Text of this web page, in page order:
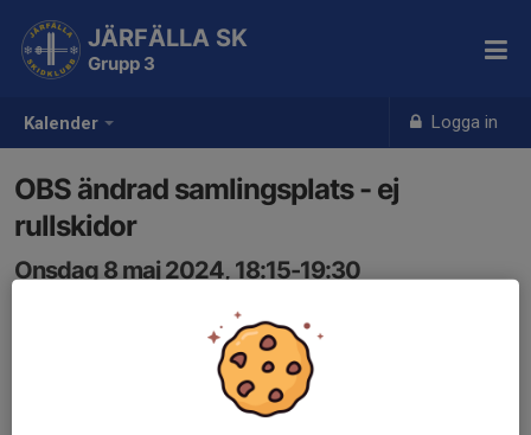
Kalender Logga in
JÄRFÄLLA SK
Grupp 3
OBS ändrad samlingsplats - ej
rullskidor
Onsdag 8 maj 2024, 18:15-19:30
Samling: 18:15, Klintvägen 18
OBS rullskidsträningen inställd. Vi kör ett inomhuspass
hemma hos Hugo o Vidar istället på skierg mm. Vi